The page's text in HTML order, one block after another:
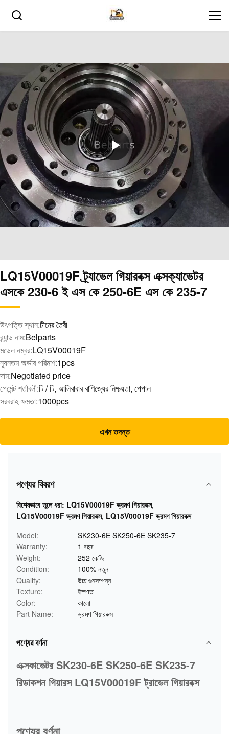
LQ15V00019F ট্র্যাভেল গিয়ারবক্স এক্সক্যাভেটর
এসকে 230-6 ই এস কে 250-6E এস কে 235-7
উৎপত্তি স্থান:চীনের তৈরী
ব্র্যান্ড নাম:Belparts
মডেল নম্বর:LQ15V00019F
ন্যূনতম অর্ডার পরিমাণ:1pcs
দাম:Negotiated price
পেমেন্ট শর্তাবলী:টি / টি, আলিবাবার বাণিজ্যের নিশ্চয়তা, পেপাল
সরবরাহ ক্ষমতা:1000pcs
এখন তদন্ত
পণ্যের বিবরণ
বিশেষভাবে তুলে ধরা: LQ15V00019F ভ্রমণ গিয়ারবক্স,
LQ15V00019F ভ্রমণ গিয়ারবক্স, LQ15V00019F ভ্রমণ গিয়ারবক্স
Model:
SK230-6E SK250-6E SK235-7
Warranty:
1 বছর
Weight:
252 কেজি
Condition:
100% নতুন
Quality:
উচ্চ গুনসম্পন্ন
Texture:
ইস্পাত
Color:
কালো
Part Name:
ভ্রমণ গিয়ারবক্স
পণ্যের বর্ণনা
এক্সকাভেটর SK230-6E SK250-6E SK235-7
রিডাকশন গিয়ারস LQ15V00019F ট্রাভেল গিয়ারবক্স